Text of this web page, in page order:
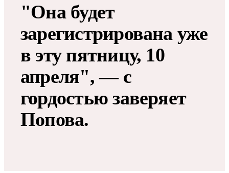
"Она будет
зарегистрирована уже
в эту пятницу, 10
апреля", — с
гордостью заверяет
Попова.